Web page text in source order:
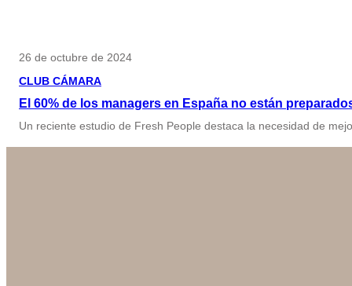
26 de octubre de 2024
CLUB CÁMARA
El 60% de los managers en España no están
Un reciente estudio de Fresh People destaca la necesidad de